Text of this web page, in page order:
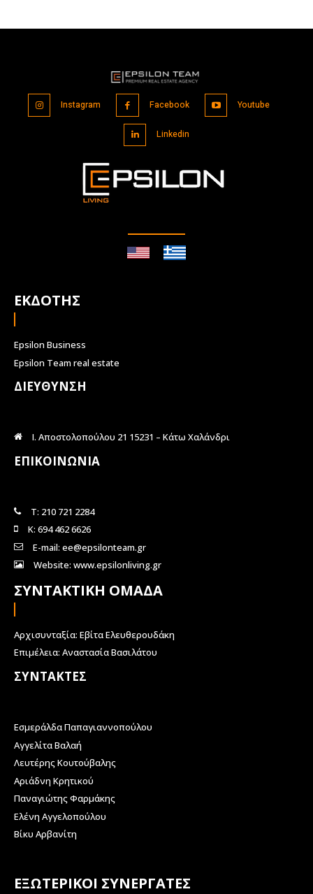
Instagram Facebook Youtube
Linkedin
ΕΚΔΟΤΗΣ
Epsilon Business
Epsilon Team real estate
ΔΙΕΥΘΥΝΣΗ
Ι. Αποστολοπούλου 21 15231 – Κάτω Χαλάνδρι
ΕΠΙΚΟΙΝΩΝΙΑ
Τ: 210 721 2284
Κ: 694 462 6626
E-mail: ee@epsilonteam.gr
Website: www.epsilonliving.gr
ΣΥΝΤΑΚΤΙΚΗ ΟΜΑΔΑ
Αρχισυνταξία: Εβίτα Ελευθερουδάκη
Επιμέλεια: Αναστασία Βασιλάτου
ΣΥΝΤΑΚΤΕΣ
Εσμεράλδα Παπαγιαννοπούλου
Αγγελίτα Βαλαή
Λευτέρης Κουτούβαλης
Αριάδνη Κρητικού
Παναγιώτης Φαρμάκης
Ελένη Αγγελοπούλου
Βίκυ Αρβανίτη
ΕΞΩΤΕΡΙΚΟΙ ΣΥΝΕΡΓΑΤΕΣ